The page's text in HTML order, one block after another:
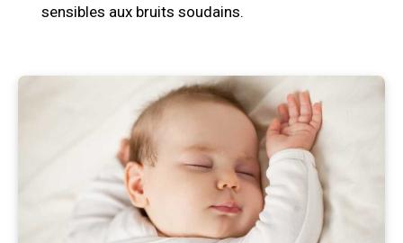
sensibles aux bruits soudains.